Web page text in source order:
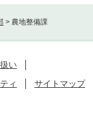
> 農地整備課
い
ィ サイトマップ